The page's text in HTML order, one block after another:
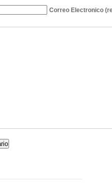
Correo Electronico